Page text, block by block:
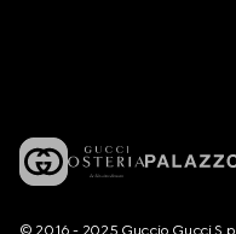
© 2016 - 2025 Guccio Gucci